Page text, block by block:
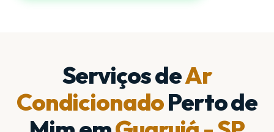
Serviços deAr
CondicionadoPerto de